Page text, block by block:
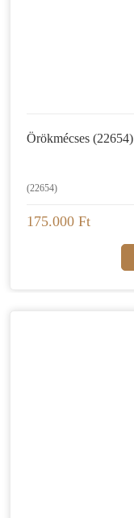
Örökmécses (22654)
(22654)
175.000 Ft